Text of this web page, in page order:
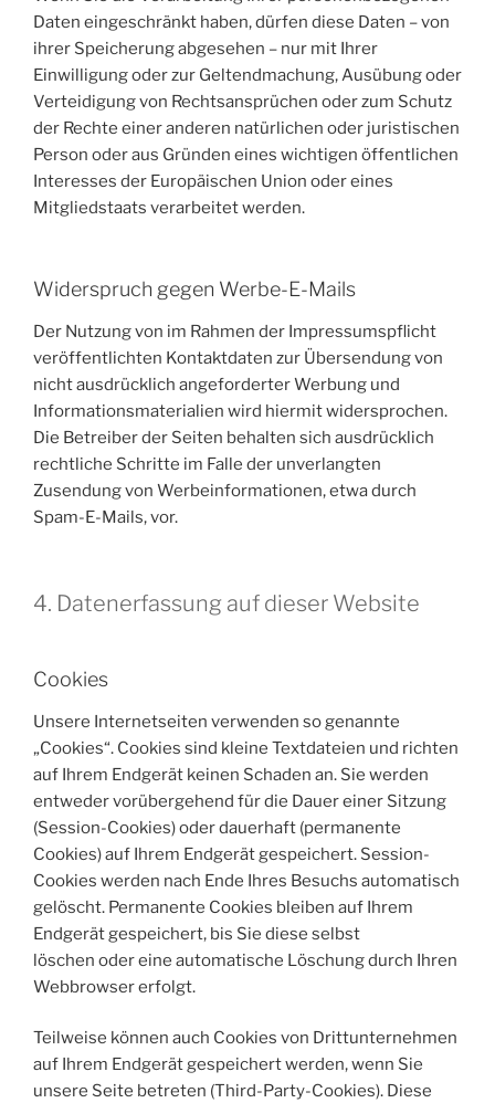
Daten eingeschränkt haben, dürfen diese Daten – von
ihrer Speicherung abgesehen – nur mit Ihrer
Einwilligung oder zur Geltendmachung, Ausübung oder
Verteidigung von Rechtsansprüchen oder zum Schutz
der Rechte einer anderen natürlichen oder juristischen
Person oder aus Gründen eines wichtigen öffentlichen
Interesses der Europäischen Union oder eines
Mitgliedstaats verarbeitet werden.
Widerspruch gegen Werbe-E-Mails
Der Nutzung von im Rahmen der Impressumspflicht
veröffentlichten Kontaktdaten zur Übersendung von
nicht ausdrücklich angeforderter Werbung und
Informationsmaterialien wird hiermit widersprochen.
Die Betreiber der Seiten behalten sich ausdrücklich
rechtliche Schritte im Falle der unverlangten
Zusendung von Werbeinformationen, etwa durch
Spam-E-Mails, vor.
4. Datenerfassung auf dieser Website
Cookies
Unsere Internetseiten verwenden so genannte
„Cookies“. Cookies sind kleine Textdateien und richten
auf Ihrem Endgerät keinen Schaden an. Sie werden
entweder vorübergehend für die Dauer einer Sitzung
(Session-Cookies) oder dauerhaft (permanente
Cookies) auf Ihrem Endgerät gespeichert. Session-
Cookies werden nach Ende Ihres Besuchs automatisch
gelöscht. Permanente Cookies bleiben auf Ihrem
Endgerät gespeichert, bis Sie diese selbst
löschen oder eine automatische Löschung durch Ihren
Webbrowser erfolgt.
Teilweise können auch Cookies von Drittunternehmen
auf Ihrem Endgerät gespeichert werden, wenn Sie
unsere Seite betreten (Third-Party-Cookies). Diese